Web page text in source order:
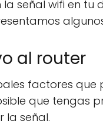
señal wifi en
al router
factores que
que tengas
la señal.